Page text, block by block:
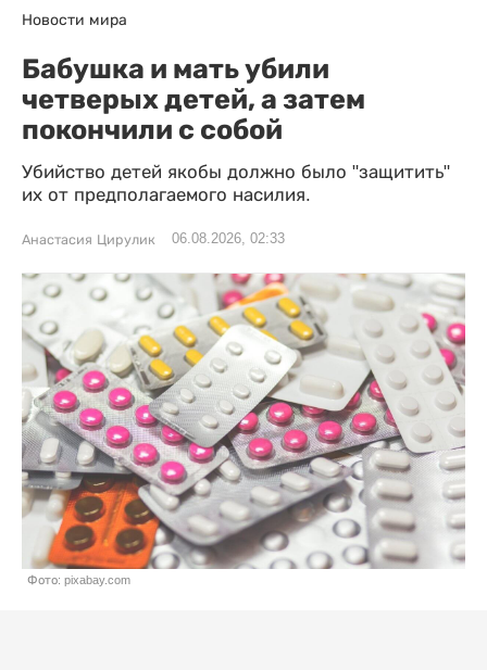
Новости мира
Бабушка и мать убили
четверых детей, а затем
покончили с собой
Убийство детей якобы должно было "защитить"
их от предполагаемого насилия.
Анастасия Цирулик 06.08.2026, 02:33
Фото: pixabay.com